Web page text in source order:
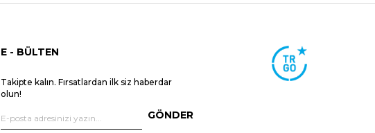
E - BÜLTEN
Takipte kalın. Fırsatlardan ilk siz haberdar
olun!
GÖNDER